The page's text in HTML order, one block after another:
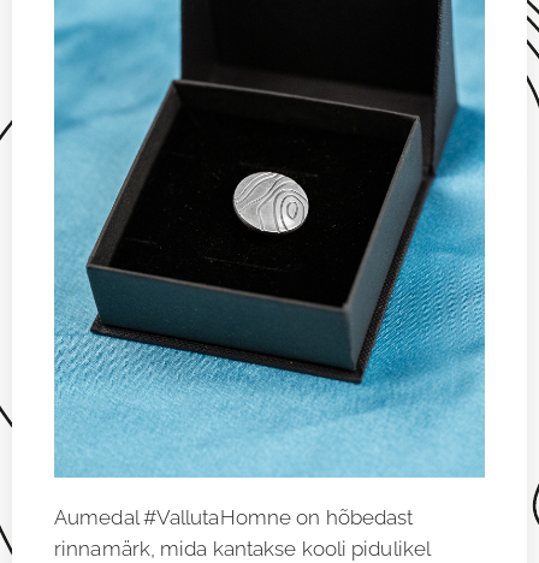
Aumedal #VallutaHomne on hõbedast
rinnamärk, mida kantakse kooli pidulikel